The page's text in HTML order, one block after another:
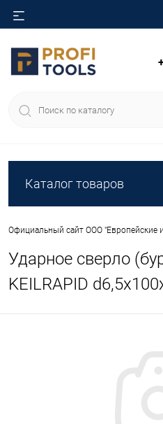
Каталог товаров
Официальный сайт ООО "Европейские
Ударное сверло
KEILRAPID